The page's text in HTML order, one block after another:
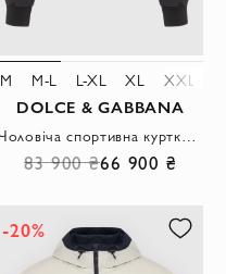
M M-L L-XL XL XXL
DOLCE & GABBANA
83 900 ₴66 900 ₴
-20%